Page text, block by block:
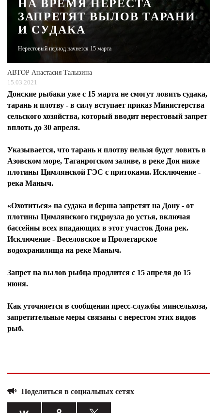
ЖУРНАЛ
НА ВРЕМЯ НЕРЕСТА
ЗАПРЕТЯТ ВЫЛОВ ТАРАНИ
И СУДАКА
Нерестовый период начнется 15 марта
АВТОР Анастасия Талызина
15.03.2021
Донские рыбаки уже с 15 марта не смогут ловить судака,
тарань и плотву - в силу вступает приказ Министерства
сельского хозяйства, который вводит нерестовый запрет
вплоть до 30 апреля.
Указывается, что тарань и плотву нельзя будет ловить в
Азовском море, Таганрогском заливе, в реке Дон ниже
плотины Цимлянской ГЭС с притоками. Исключение -
река Маныч.
«Охотиться» на судака и берша запретят на Дону - от
плотины Цимлянского гидроузла до устья, включая
бассейны всех впадающих в этот участок Дона рек.
Исключение - Веселовское и Пролетарское
водохранилища на реке Маныч.
Запрет на вылов рыбца продлится с 15 апреля до 15
июня.
Как уточняется в сообщении пресс-службы минсельхоза,
запретительные меры связаны с нерестом этих видов
рыб.
Поделиться в социальных сетях